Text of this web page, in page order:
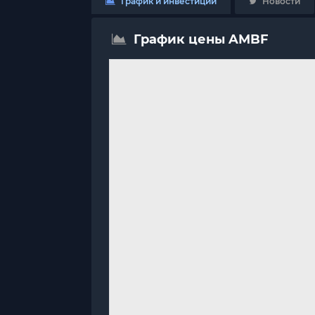
График цены AMBF